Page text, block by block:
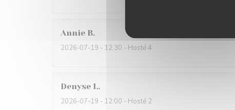
Annie B
2026-07-19 - 12:30 - Hosté 4
Denyse L
2026-07-19 - 12:00 - Hosté 2